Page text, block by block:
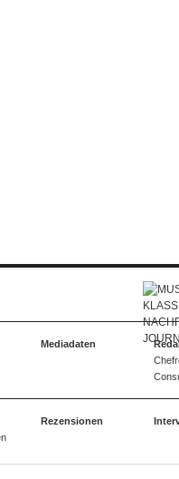
Mediadaten
Rezensionen